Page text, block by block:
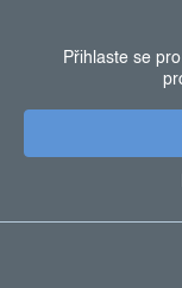
Přihlaste se